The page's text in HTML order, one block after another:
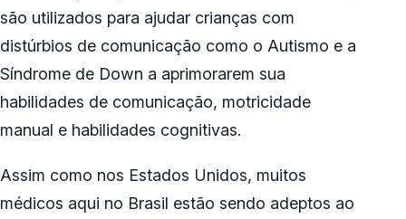
são utilizados para ajudar crianças com
distúrbios de comunicação como o Autismo e a
Síndrome de Down a aprimorarem sua
habilidades de comunicação, motricidade
manual e habilidades cognitivas.
Assim como nos Estados Unidos, muitos
médicos aqui no Brasil estão sendo adeptos ao